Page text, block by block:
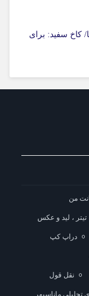
کاخ سفید: برای
من
تیتر ، لید و عکس
دراپ کپ
نقل قول
تحلیلی ماناسپهر